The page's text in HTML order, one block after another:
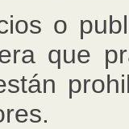
o
que